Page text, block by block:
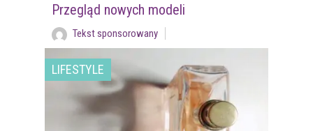
Przegląd nowych modeli
Tekst sponsorowany
LIFESTYLE